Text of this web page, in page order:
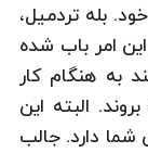
بله تردمیل،
امر باب شده
به هنگام کار
البته این
دارد. جالب